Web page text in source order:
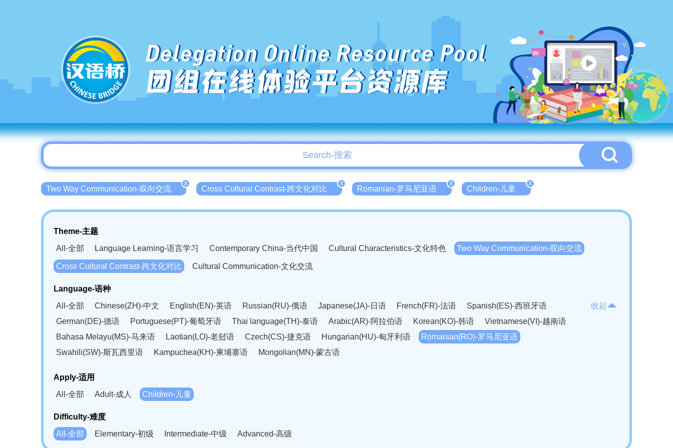
Delegation Online Resource Pool
团组在线体验平台资源库
Two Way Communication-双向交流
X
Cross Cultural Contrast-跨文化对比
X
Romanian-罗马尼亚语
X
Children-儿童
X
Theme-主题
All-全部
Language Learning-语言学习 Contemporary China-当代中国 Cultural Characteristics-文化特色 Two Way Communication-双向交流
Cross Cultural Contrast-跨文化对比 Cultural Communication-文化交流
Language-语种
All-全部
Chinese(ZH)-中文 English(EN)-英语 Russian(RU)-俄语 Japanese(JA)-日语 French(FR)-法语
Spanish(ES)-西班牙语
German(DE)-德语
Portuguese(PT)-葡萄牙语 Thai language(TH)-泰语 Arabic(AR)-阿拉伯语 Korean(KO)-韩语
Vietnamese(VI)-越南语
Bahasa Melayu(MS)-马来语
Laotian(LO)-老挝语 Czech(CS)-捷克语 Hungarian(HU)-匈牙利语
Romanian(RO)-罗马尼亚语
Swahili(SW)-斯瓦西里语
Kampuchea(KH)-柬埔寨语 Mongolian(MN)-蒙古语
收起
Apply-适用
All-全部
Adult-成人 Children-儿童
Difficulty-难度
All-全部
Elementary-初级 Intermediate-中级 Advanced-高级